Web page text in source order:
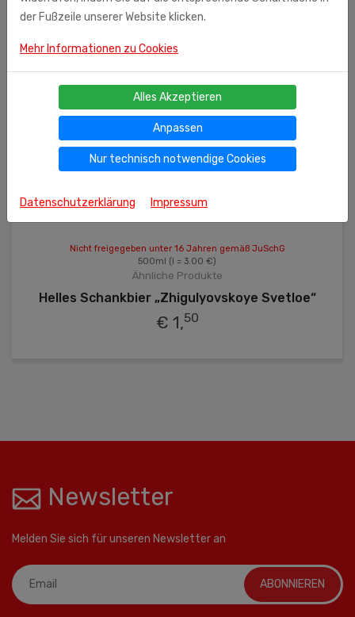
Nicht freigegeben unter 16 Jahren gemäß JuSchG
500ml (l = 3.00 €)
Ähnliche Produkte
Helles Schankbier „Zhigulyovskoye Svetloe“
€ 1,50
Newsletter
Melden Sie sich für unseren Newsletter an
ABONNIEREN
der Fußzeile unserer Website klicken.
Mehr Informationen zu Cookies
Alles Akzeptieren
Anpassen
Nur technisch notwendige Cookies
Datenschutzerklärung Impressum